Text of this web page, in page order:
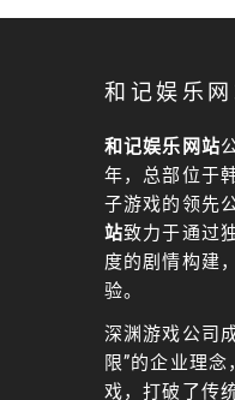
和记娱乐网
和记娱乐网站
年，总部位于
子游戏的领先
站致力于通过
度的剧情构建
验。
深渊游戏公司
限”的企业理
戏，打破了传